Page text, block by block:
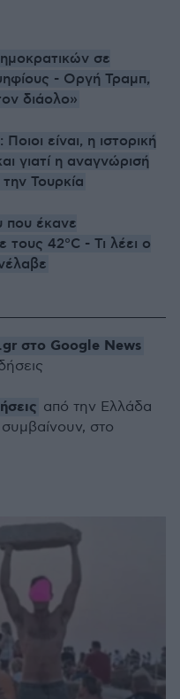
σε
- Οργή Τραμπ,
διάολο»
είναι, η ιστορική
γιατί η αναγνώρισή
Τουρκία
που έκανε
42°C - Τι λέει ο
στο Google News
από την Ελλάδα
στο